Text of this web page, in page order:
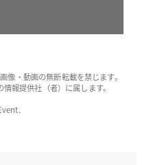
像・動画の無断転載を禁じます。
報提供社（者）に属します。